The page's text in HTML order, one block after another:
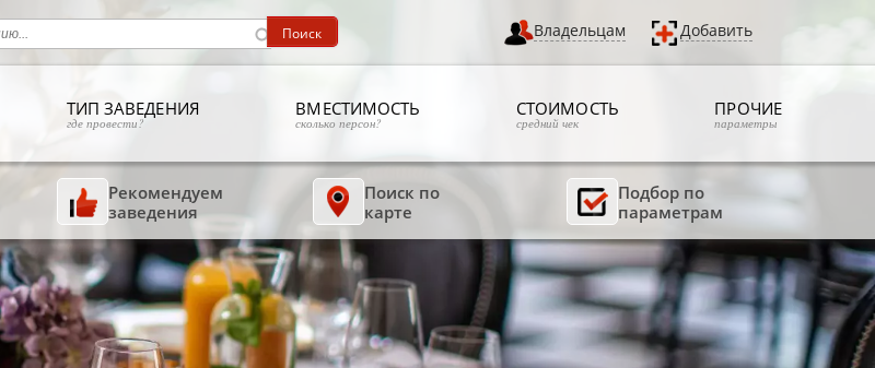
Владельцам Добавить
ТИП ЗАВЕДЕНИЯ
где провести?
ВМЕСТИМОСТЬ
сколько персон?
СТОИМОСТЬ
средний чек
ПРОЧИЕ
параметры
Рекомендуем
заведения
Поиск по
карте
Подбор по
параметрам